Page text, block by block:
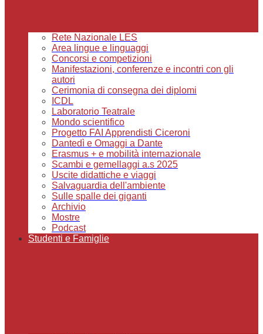
Rete Nazionale LES
Area lingue e linguaggi
Concorsi e competizioni
Manifestazioni, conferenze e incontri con gli
autori
Cerimonia di consegna dei diplomi
ICDL
Laboratorio Teatrale
Mondo scientifico
Progetto FAI Apprendisti Ciceroni
Dantedì e Omaggi a Dante
Erasmus + e mobilità internazionale
Scambi e gemellaggi a.s 2025
Uscite didattiche e viaggi
Salvaguardia dell'ambiente
Sulle spalle dei giganti
Archivio
Mostre
Podcast
Studenti e Famiglie